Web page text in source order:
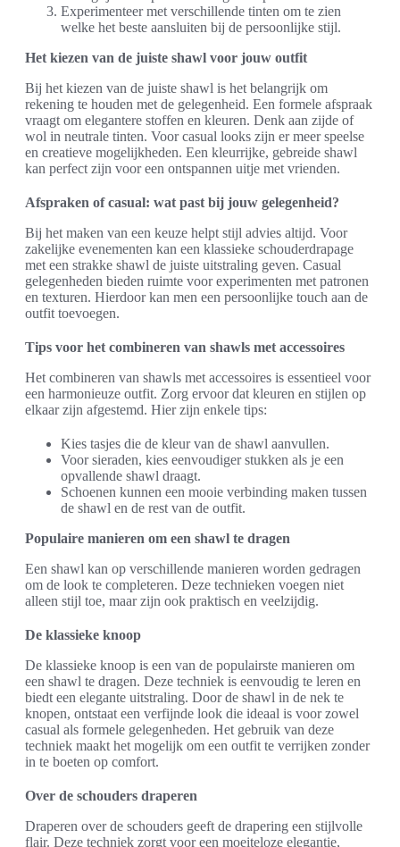
Experimenteer met verschillende tinten om te zien
welke het beste aansluiten bij de persoonlijke stijl.
Het kiezen van de juiste shawl voor jouw outfit
Bij het kiezen van de juiste shawl is het belangrijk om
rekening te houden met de gelegenheid. Een formele afspraak
vraagt om elegantere stoffen en kleuren. Denk aan zijde of
wol in neutrale tinten. Voor casual looks zijn er meer speelse
en creatieve mogelijkheden. Een kleurrijke, gebreide shawl
kan perfect zijn voor een ontspannen uitje met vrienden.
Afspraken of casual: wat past bij jouw gelegenheid?
Bij het maken van een keuze helpt stijl advies altijd. Voor
zakelijke evenementen kan een klassieke schouderdrapage
met een strakke shawl de juiste uitstraling geven. Casual
gelegenheden bieden ruimte voor experimenten met patronen
en texturen. Hierdoor kan men een persoonlijke touch aan de
outfit toevoegen.
Tips voor het combineren van shawls met accessoires
Het combineren van shawls met accessoires is essentieel voor
een harmonieuze outfit. Zorg ervoor dat kleuren en stijlen op
elkaar zijn afgestemd. Hier zijn enkele tips:
Kies tasjes die de kleur van de shawl aanvullen.
Voor sieraden, kies eenvoudiger stukken als je een
opvallende shawl draagt.
Schoenen kunnen een mooie verbinding maken tussen
de shawl en de rest van de outfit.
Populaire manieren om een shawl te dragen
Een shawl kan op verschillende manieren worden gedragen
om de look te completeren. Deze technieken voegen niet
alleen stijl toe, maar zijn ook praktisch en veelzijdig.
De klassieke knoop
De klassieke knoop is een van de populairste manieren om
een shawl te dragen. Deze techniek is eenvoudig te leren en
biedt een elegante uitstraling. Door de shawl in de nek te
knopen, ontstaat een verfijnde look die ideaal is voor zowel
casual als formele gelegenheden. Het gebruik van deze
techniek maakt het mogelijk om een outfit te verrijken zonder
in te boeten op comfort.
Over de schouders draperen
Draperen over de schouders geeft de drapering een stijlvolle
flair. Deze techniek zorgt voor een moeiteloze elegantie,